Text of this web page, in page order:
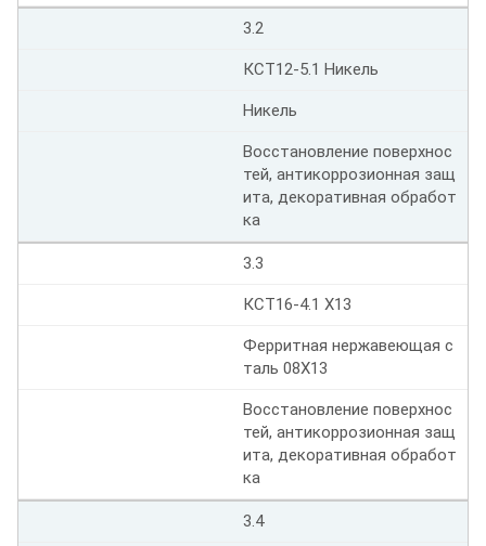
3.2
КСТ12-5.1 Никель
Никель
Восстановление поверхнос
тей, антикоррозионная защ
ита, декоративная обработ
ка
3.3
КСТ16-4.1 Х13
Ферритная нержавеющая с
таль 08Х13
Восстановление поверхнос
тей, антикоррозионная защ
ита, декоративная обработ
ка
3.4